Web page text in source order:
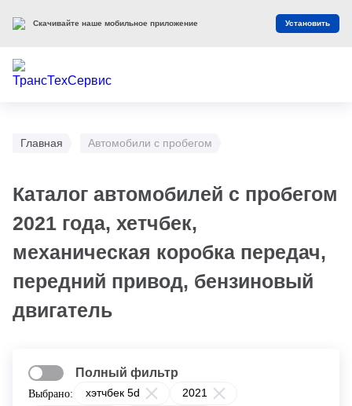
Главная Автомобили с пробегом
Каталог автомобилей с пробегом
2021 года, хетчбек,
механическая коробка передач,
передний привод, бензиновый
двигатель
Выбрано: хэтчбек 5d
2021
Полный фильтр
Скачивайте наше мобильное приложение Установить